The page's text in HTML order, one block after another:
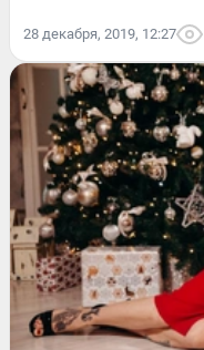
28 декабря, 2019, 12:27